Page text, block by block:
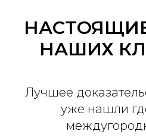
НАШИХ
Лучшее
уже нашли